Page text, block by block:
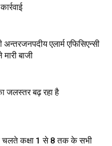
अन्तरजनपदीय एलार्म एफिसिएन्सी
बाजी
जलस्तर बढ़ रहा है
चलते कक्षा 1 से 8 तक के सभी